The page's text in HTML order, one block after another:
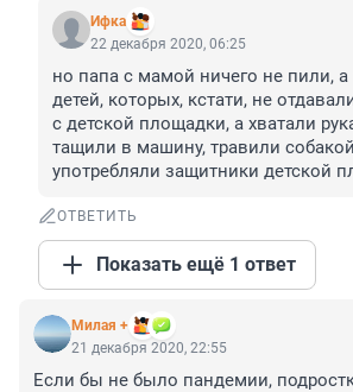
Ифка
22 декабря 2020, 06:25
но папа с мамой ничего не пили,
детей, которых, кстати, не
с детской площадки, а хватали
тащили в машину, травили
употребляли защитники детской
ОТВЕТИТЬ
Показать ещё 1 ответ
Милая +
21 декабря 2020, 22:55
Если бы не было пандемии,